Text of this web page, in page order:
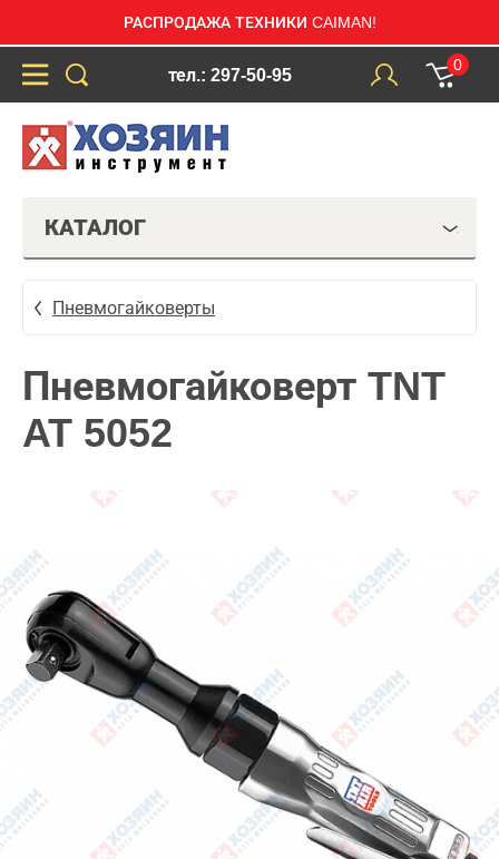
РАСПРОДАЖА ТЕХНИКИ CAIMAN!
тел.: 297-50-95
0
КАТАЛОГ
Пневмогайковерты
Пневмогайковерт TNT
AT 5052